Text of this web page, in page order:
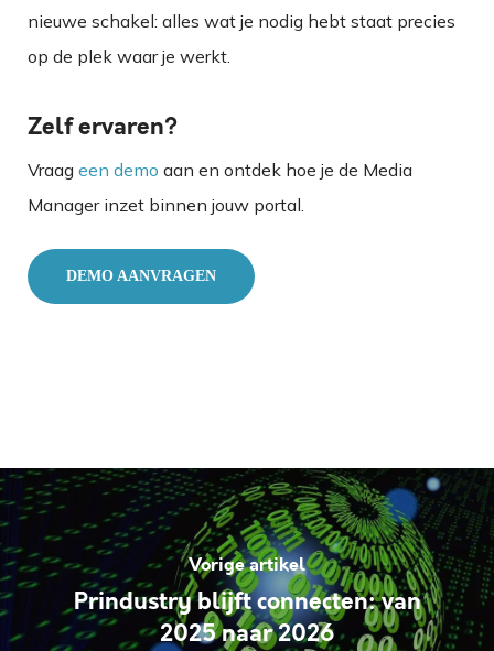
nieuwe schakel: alles wat je nodig hebt staat precies
op de plek waar je werkt.
Zelf ervaren?
Vraageen demo aan en ontdek hoe je de Media
Manager inzet binnen jouw portal.
DEMO AANVRAGEN
Vorige artikel
Prindustry blijft connecten: van
2025 naar 2026